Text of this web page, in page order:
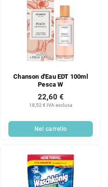
Chanson d'Eau EDT 100ml
Pesca W
18,52 € IVA esclusa
22,60 €
Nel carrello